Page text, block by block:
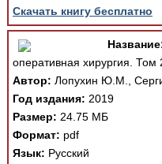
Скачать книгу бесплатно
оперативная хирургия. Том
Автор: Лопухин Ю.М.,
Год издания: 2019
Размер: 24.75 МБ
Формат: pdf
Язык: Русский